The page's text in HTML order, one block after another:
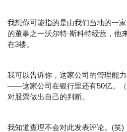
我想你可能指的是由我们当地的一
的董事之一沃尔特·斯科特经营，他
在3楼。
我可以告诉你，这家公司的管理能
——这家公司在银行里还有50亿。
对股票做出自己的判断。
我知道查理不会对此发表评论。(笑)